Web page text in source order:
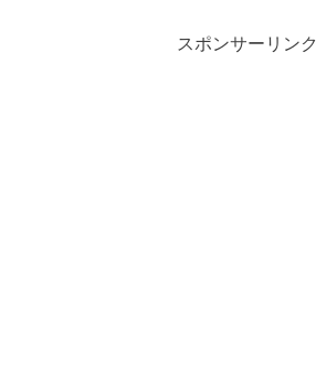
スポンサーリンク